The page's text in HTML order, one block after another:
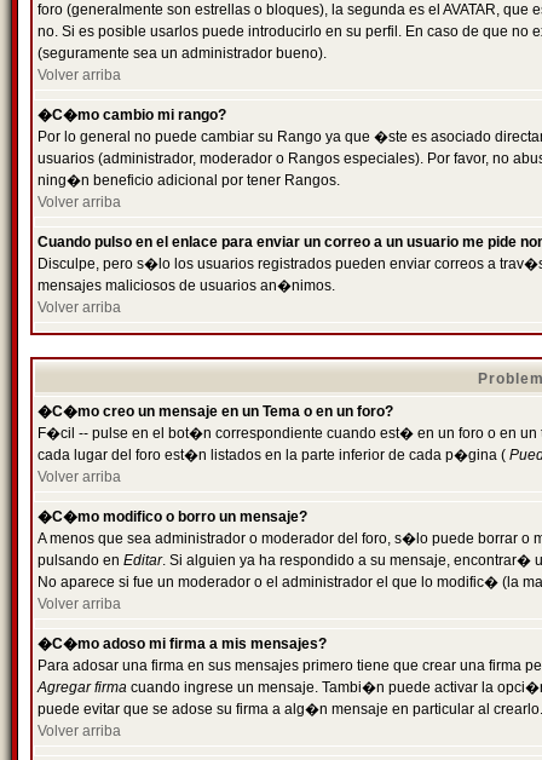
foro (generalmente son estrellas o bloques), la segunda es el AVATAR,
no. Si es posible usarlos puede introducirlo en su perfil. En caso de que
(seguramente sea un administrador bueno).
Volver arriba
�C�mo cambio mi rango?
Por lo general no puede cambiar su Rango ya que �ste es asociado
usuarios (administrador, moderador o Rangos especiales). Por favor, no
ning�n beneficio adicional por tener Rangos.
Volver arriba
Cuando pulso en el enlace para enviar un correo a un usuario me pide
Disculpe, pero s�lo los usuarios registrados pueden enviar correos a
mensajes maliciosos de usuarios an�nimos.
Volver arriba
�C�mo creo un mensaje en un Tema o en un foro?
F�cil -- pulse en el bot�n correspondiente cuando est� en un foro o en
cada lugar del foro est�n listados en la parte inferior de cada p�gina (
Volver arriba
�C�mo modifico o borro un mensaje?
A menos que sea administrador o moderador del foro, s�lo puede borrar o
pulsando en Editar. Si alguien ya ha respondido a su mensaje, encontrar�
No aparece si fue un moderador o el administrador el que lo modific� (la
Volver arriba
�C�mo adoso mi firma a mis mensajes?
Para adosar una firma en sus mensajes primero tiene que crear una firma
Agregar firma cuando ingrese un mensaje. Tambi�n puede activar la
puede evitar que se adose su firma a alg�n mensaje en particular al crearlo.
Volver arriba